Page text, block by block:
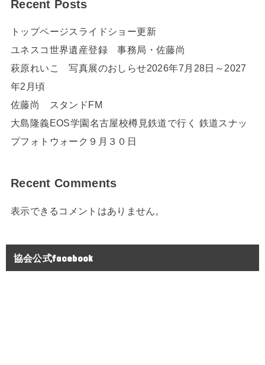
Recent Posts
トップページスライドショー更新
ユネスコ世界遺産登録 事務局・佐藤尚
萩原れいこ 写真展のおしらせ2026年7月28日～2027
年2月頃
佐藤尚 スタンドFM
大島隆義EOS学園名古屋校樽見鉄道で行く 鉄道スナッ
プフォトウォーク９月３０日
Recent Comments
表示できるコメントはありません。
協会公式facebook